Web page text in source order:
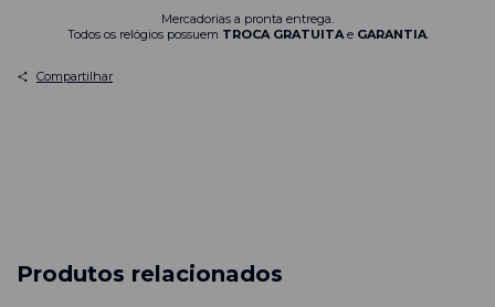
Mercadorias a pronta entrega.
Todos os relógios possuem TROCA GRATUITAe GARANTIA.
Compartilhar
Produtos relacionados